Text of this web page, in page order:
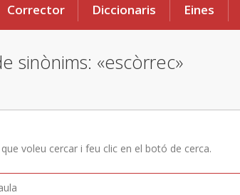
Corrector Diccionaris Eines
sinònims: «escòrrec»
voleu cercar i feu clic en el botó de cerca.